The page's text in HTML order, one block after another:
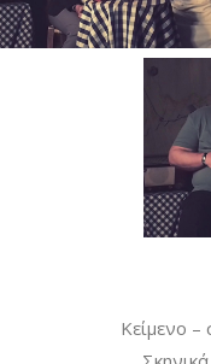
Κείμενο –